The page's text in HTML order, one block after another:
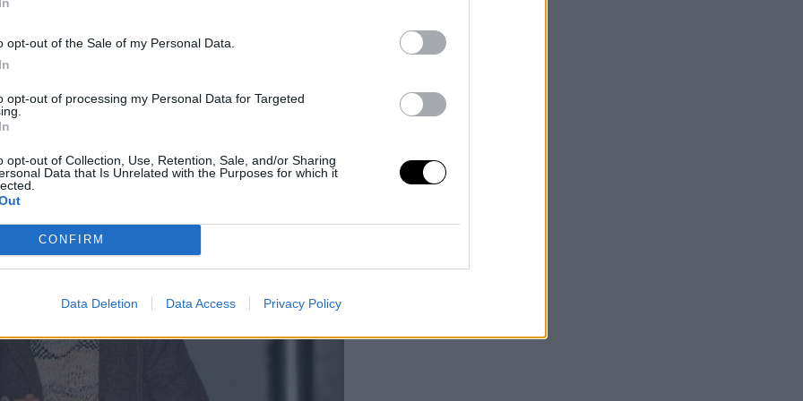
opt-out of the Sale of my Personal Data.
opt-out of processing my Personal Data for Targeted
opt-out of Collection, Use, Retention, Sale, and/or Sharing
Data that Is Unrelated with the Purposes for which it
CONFIRM
Data Deletion Data Access Privacy Policy
Χολμς καθώς κοστίζει 675 ευρώ. Η
ποιοτικά αξεσουάρ χωρίς να ξεφεύγει
να αναδείξει την αξία του καλού